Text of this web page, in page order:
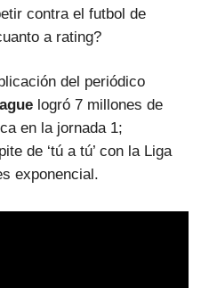
contra el futbol de
a rating?
del periódico
logró 7 millones de
en la jornada 1;
de ‘tú a tú’ con la Liga
exponencial.